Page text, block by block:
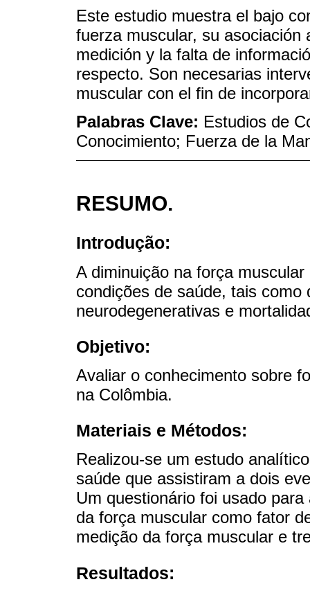
Este estudio muestra el bajo
fuerza muscular, su asociación
medición y la falta de
respecto. Son necesarias
muscular con el fin de
Palabras Clave: Estudios de
Conocimiento; Fuerza de la
RESUMO.
Introdução:
A diminuição na força
condições de saúde, tais
neurodegenerativas e
Objetivo:
Avaliar o conhecimento sobre
na Colômbia.
Materiais e Métodos:
Realizou-se um estudo
saúde que assistiram a dois
Um questionário foi usado
da força muscular como fator
medição da força muscular e
Resultados: